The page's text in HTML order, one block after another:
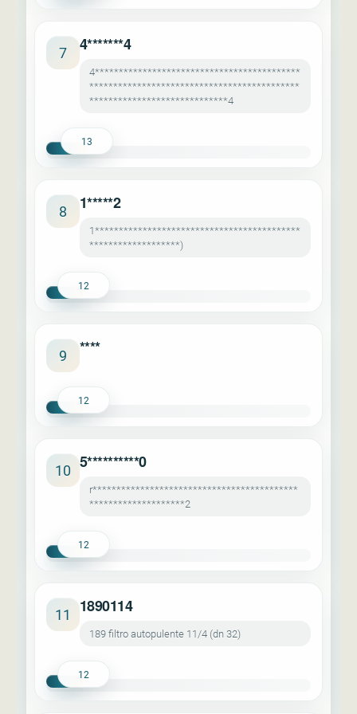
7 4*******4
4*******************************************
********************************************
*****************************4
13
8 1*****2
1*******************************************
*******************)
12
9 ****
12
10 5**********0
r*******************************************
********************2
12
11 1890114
189 filtro autopulente 11/4 (dn 32)
12